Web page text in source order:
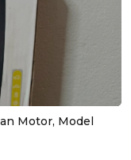
Motor, Model